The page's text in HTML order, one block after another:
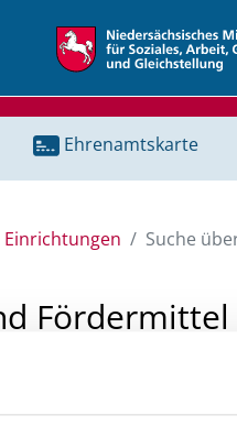
Ehrenamtskarte
Suche
Fördermittel
oder ein Vorhaben?
recherchieren.